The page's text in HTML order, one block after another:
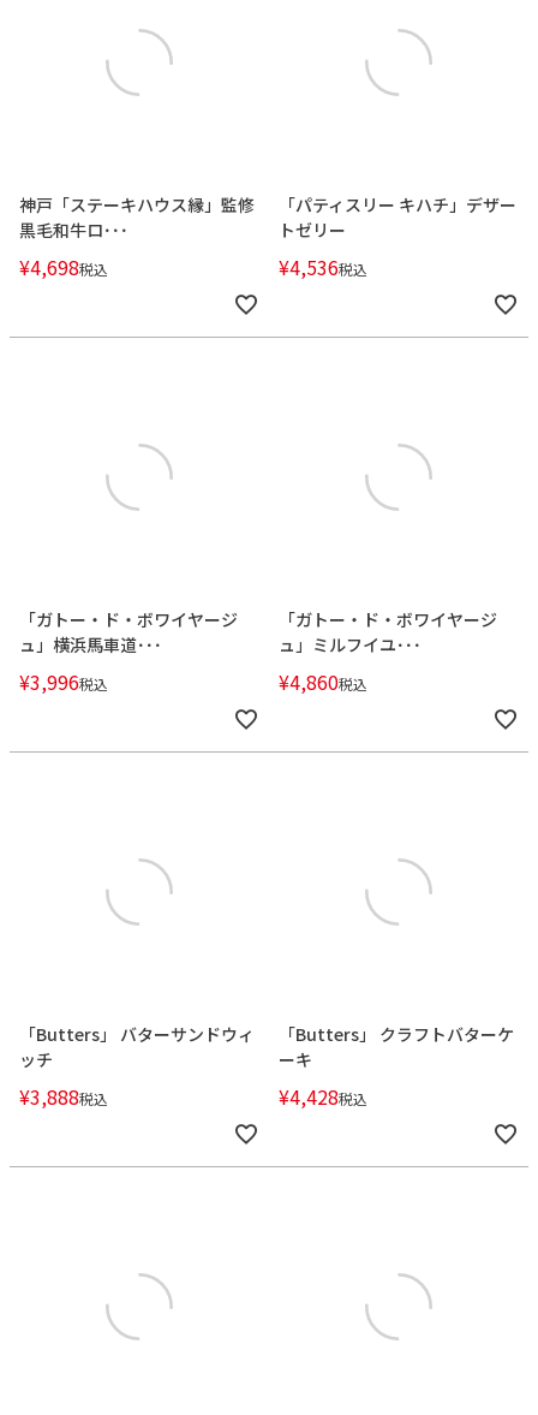
神戸「ステーキハウス縁」監修
黒毛和牛ロ･･･
¥4,698税込
「パティスリー キハチ」デザー
トゼリー
¥4,536税込
「ガトー・ド・ボワイヤージ
ュ」横浜馬車道･･･
¥3,996税込
「ガトー・ド・ボワイヤージ
ュ」ミルフイユ･･･
¥4,860税込
「Butters」 バターサンドウィ
ッチ
¥3,888税込
「Butters」 クラフトバターケ
ーキ
¥4,428税込